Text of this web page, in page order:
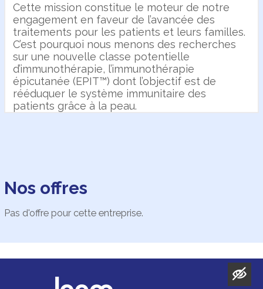
Cette mission constitue le moteur de notre
engagement en faveur de l’avancée des
traitements pour les patients et leurs familles.
C’est pourquoi nous menons des recherches
sur une nouvelle classe potentielle
d’immunothérapie, l’immunothérapie
épicutanée (EPIT™) dont l’objectif est de
rééduquer le système immunitaire des
patients grâce à la peau.
Nos offres
Pas d'offre pour cette entreprise.